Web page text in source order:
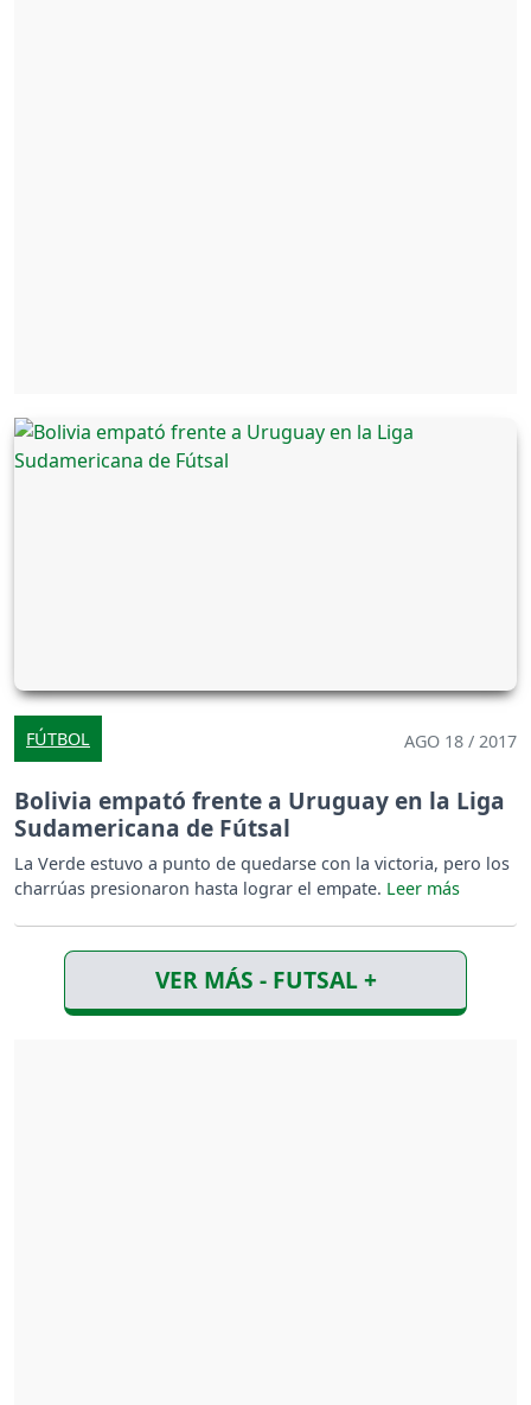
FÚTBOL AGO 18 / 2017
Bolivia empató frente a Uruguay en la Liga
Sudamericana de Fútsal
La Verde estuvo a punto de quedarse con la victoria, pero los
charrúas presionaron hasta lograr el empate.
VER MÁS - FUTSAL +